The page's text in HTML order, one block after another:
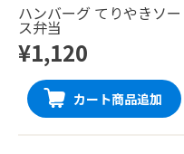
ハンバーグ てりやきソー
ス弁当
¥1,120
カート商品追加